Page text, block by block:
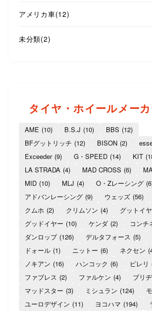
アメリカ車(12)
未分類(2)
タイヤ・ホイールメー
AME (10) B.S.J (10) BBS (12)
BFグットリッチ (12) BISON (2)
Exceeder (9) G・SPEED (14) KIT
LA STRADA (4) MAD CROSS (6)
MID (10) MLJ (4) O・Zレーシング
アドバンレーシング (9) ウェッズ (56)
クムホ (2) クリムソン (4) グットイ
グッドイヤー (10) ケンダ (2) コンチ
ダンロップ (126) デルタフォース (5)
ドォール (1) ニットー (6) ネクセン
ノキアン (16) ハンコック (6) ピレリ
ファブレス (2) ファルケン (4) ブリ
マッドスター (3) ミシュラン (124)
ユーロデザイン (11) ヨコハマ (194)